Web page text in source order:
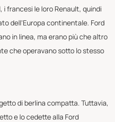
francesi le loro Renault, quindi
dell'Europa continentale. Ford
in linea, ma erano più che altro
che operavano sotto lo stesso
di berlina compatta. Tuttavia,
e lo cedette alla Ford